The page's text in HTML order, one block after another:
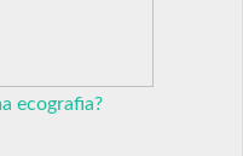
ecografia?